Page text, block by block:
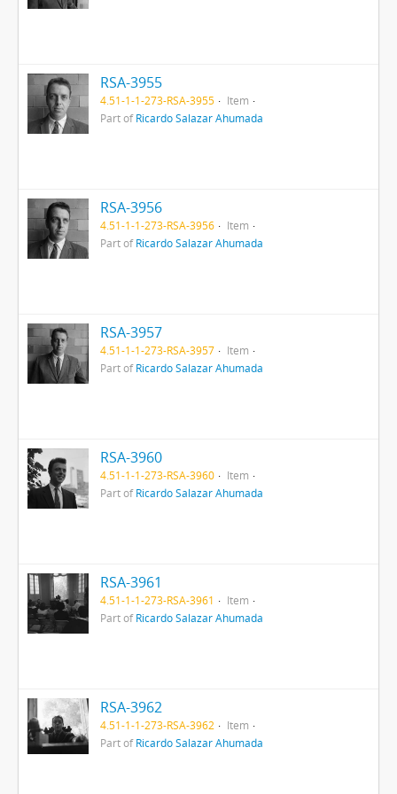
RSA-3955
4.51-1-1-273-RSA-3955
Item
Part ofRicardo Salazar Ahumada
RSA-3956
4.51-1-1-273-RSA-3956
Item
Part ofRicardo Salazar Ahumada
RSA-3957
4.51-1-1-273-RSA-3957
Item
Part ofRicardo Salazar Ahumada
RSA-3960
4.51-1-1-273-RSA-3960
Item
Part ofRicardo Salazar Ahumada
RSA-3961
4.51-1-1-273-RSA-3961
Item
Part ofRicardo Salazar Ahumada
RSA-3962
4.51-1-1-273-RSA-3962
Item
Part ofRicardo Salazar Ahumada